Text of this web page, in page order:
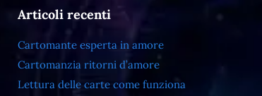
Articoli recenti
Cartomante esperta in amore
Cartomanzia ritorni d’amore
Lettura delle carte come funziona